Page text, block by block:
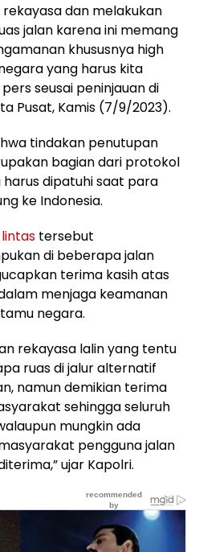
dan melakukan
jalan karena ini memang
khususnya high
yang harus kita
seusai peninjauan di
Pusat, Kamis (7/9/2023).
tindakan penutupan
bagian dari protokol
dipatuhi saat para
ke Indonesia.
tersebut
di beberapa jalan
terima kasih atas
menjaga keamanan
negara.
rekayasa lalin yang tentu
ruas di jalur alternatif
namun demikian terima
sehingga seluruh
mungkin ada
pengguna jalan
ujar Kapolri.